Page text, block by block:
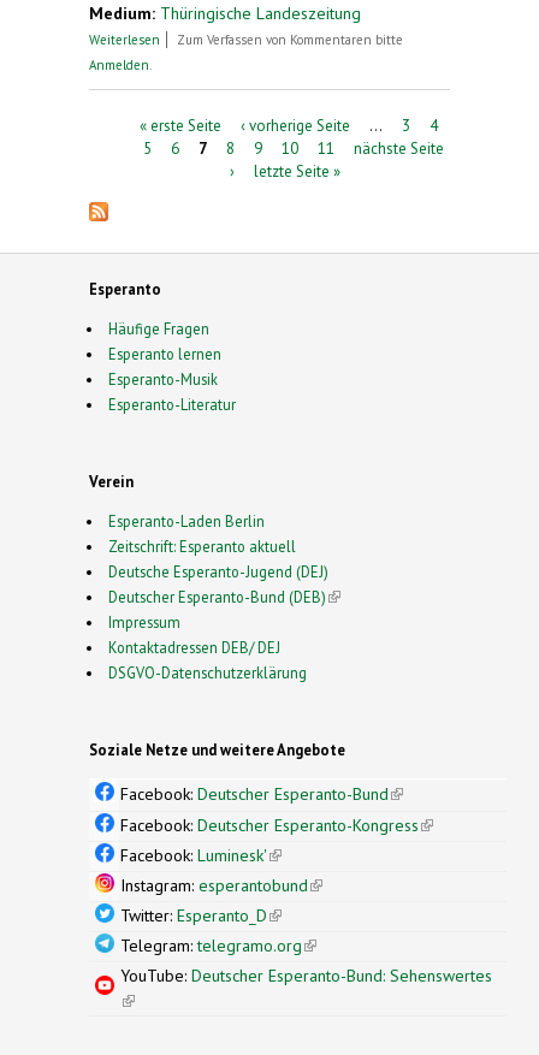
Medium: Thüringische Landeszeitung
Weiterlesen über Die Träger des grünen Sterns reden in
Zum Verfassen von Kommentaren bitte
Anmelden
Seiten« erste Seite ‹ vorherige Seite … 3
4
5
6 7 8 9 10 11
nächste Seite
›
letzte Seite »
Esperanto
Häufige Fragen
Esperanto lernen
Esperanto-Musik
Esperanto-Literatur
Verein
Esperanto-Laden Berlin
Zeitschrift: Esperanto aktuell
Deutsche Esperanto-Jugend (DEJ)
Deutscher Esperanto-Bund (DEB)(link is external)
Impressum
Kontaktadressen DEB/ DEJ
DSGVO-Datenschutzerklärung
Soziale Netze und weitere Angebote
Facebook: Deutscher Esperanto-Bund(link is
external)
Facebook: Deutscher Esperanto-Kongress(link is
Facebook: Luminesk'(link is external)
Instagram: esperantobund(link is external)
Twitter: Esperanto_D(link is external)
Telegram:telegramo.org(link is external)
YouTube: Deutscher Esperanto-Bund: Sehenswertes
(link is external)